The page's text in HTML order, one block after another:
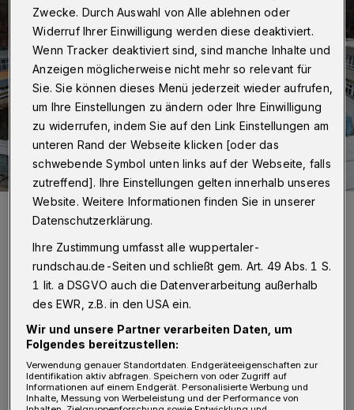
Die Schwebebahn „landete“ neben der Wupper.
Foto: Christoph Petersen
D as Familienunternehmen hatte mit
8.000 Euro das höchste Gebot
abgegeben. Der Erlös fließt unter anderem in
ein regionales Artenschutzprojekt. Neuer
Zwecke. Durch Auswahl von Alle ablehnen oder
Widerruf Ihrer Einwilligung werden diese deaktiviert.
Wenn Tracker deaktiviert sind, sind manche Inhalte und
Anzeigen möglicherweise nicht mehr so relevant für
Sie. Sie können dieses Menü jederzeit wieder aufrufen,
um Ihre Einstellungen zu ändern oder Ihre Einwilligung
zu widerrufen, indem Sie auf den Link Einstellungen am
unteren Rand der Webseite klicken [oder das
schwebende Symbol unten links auf der Webseite, falls
zutreffend]. Ihre Einstellungen gelten innerhalb unseres
Website. Weitere Informationen finden Sie in unserer
Datenschutzerklärung.
Ihre Zustimmung umfasst alle wuppertaler-
rundschau.de-Seiten und schließt gem. Art. 49 Abs. 1 S.
1 lit. a DSGVO auch die Datenverarbeitung außerhalb
des EWR, z.B. in den USA ein.
Wir und unsere Partner verarbeiten Daten, um
Folgendes bereitzustellen:
Verwendung genauer Standortdaten. Endgeräteeigenschaften zur
Identifikation aktiv abfragen. Speichern von oder Zugriff auf
Informationen auf einem Endgerät. Personalisierte Werbung und
Inhalte, Messung von Werbeleistung und der Performance von